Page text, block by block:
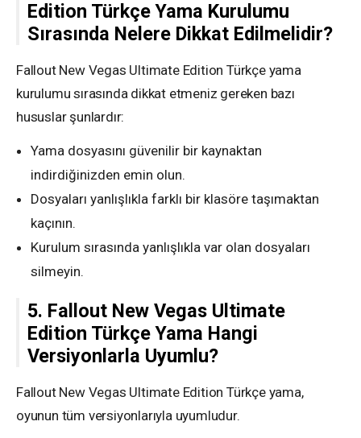
Edition Türkçe Yama Kurulumu
Sırasında Nelere Dikkat Edilmelidir?
Fallout New Vegas Ultimate Edition Türkçe yama
kurulumu sırasında dikkat etmeniz gereken bazı
hususlar şunlardır:
Yama dosyasını güvenilir bir kaynaktan
indirdiğinizden emin olun.
Dosyaları yanlışlıkla farklı bir klasöre taşımaktan
kaçının.
Kurulum sırasında yanlışlıkla var olan dosyaları
silmeyin.
5. Fallout New Vegas Ultimate
Edition Türkçe Yama Hangi
Versiyonlarla Uyumlu?
Fallout New Vegas Ultimate Edition Türkçe yama,
oyunun tüm versiyonlarıyla uyumludur.